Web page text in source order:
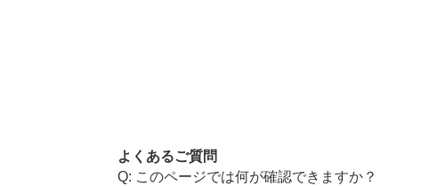
よくあるご質問
このページでは何が確認できますか？